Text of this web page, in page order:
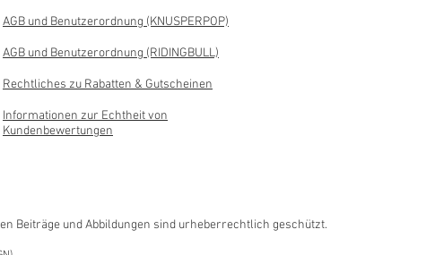
AGB und Benutzerordnung (KNUSPERPOP)
AGB und Benutzerordnung (RIDINGBULL)
Rechtliches zu Rabatten & Gutscheinen
Informationen zur Echtheit von
Kundenbewertungen
Beiträge und Abbildungen sind urheberrechtlich geschützt.